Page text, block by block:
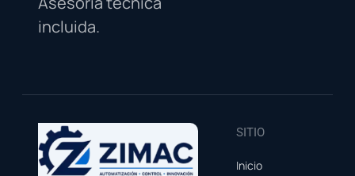
incluida.
SITIO
Inicio